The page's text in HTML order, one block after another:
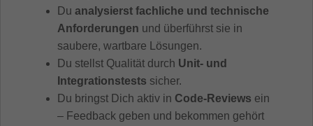
Du analysierst fachliche und technische
Anforderungen und überführst sie in
saubere, wartbare Lösungen.
Du stellst Qualität durch Unit- und
Integrationstests sicher.
Du bringst Dich aktiv in Code-Reviews ein
– Feedback geben und bekommen gehört